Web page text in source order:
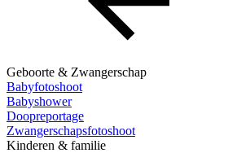
Geboorte & Zwangerschap
Babyfotoshoot
Babyshower
Doopreportage
Zwangerschapsfotoshoot
Kinderen & familie